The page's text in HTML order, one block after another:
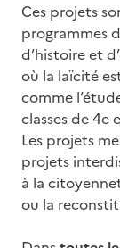
Ces projets
programmes
d’histoire et
où la laïcité
comme
classes de 4e
Les projets
projets
à la
ou la